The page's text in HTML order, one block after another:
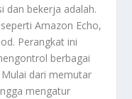
dan bekerja adalah.
Amazon Echo,
Perangkat ini
berbagai
dari memutar
mengatur